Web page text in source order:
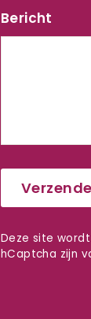
Bericht
Deze site
hCaptcha zijn